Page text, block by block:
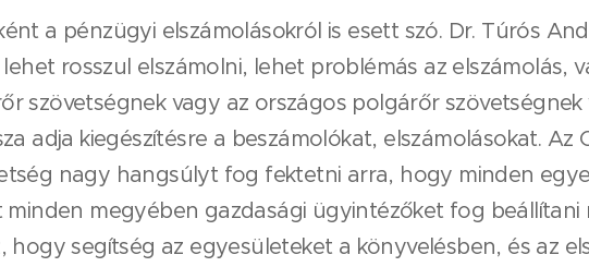
a pénzügyi elszámolásokról is esett szó. Dr. Túrós
rosszul elszámolni, lehet problémás az elszámolás,
szövetségnek vagy az országos polgárőr
adja kiegészítésre a beszámolókat, elszámolásokat. Az
nagy hangsúlyt fog fektetni arra, hogy minden
minden megyében gazdasági ügyintézőket fog beállítani
hogy segítség az egyesületeket a könyvelésben, és az